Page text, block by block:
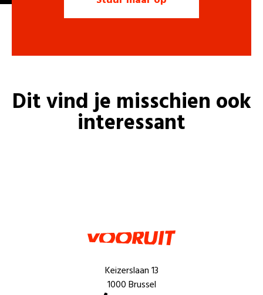
Dit vind je misschien ook
interessant
Keizerslaan 13
1000 Brussel